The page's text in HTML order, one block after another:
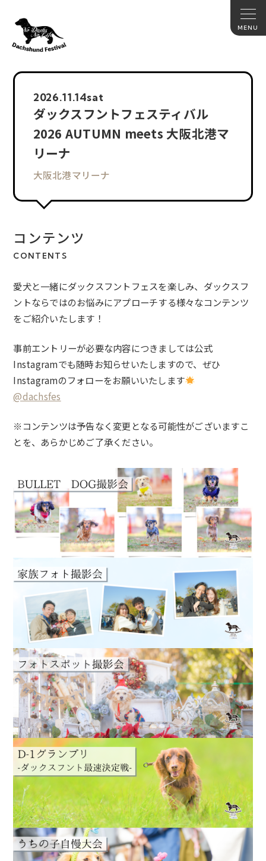
2026.11.14sat
ダックスフントフェスティバル
2026 AUTUMN meets 大阪北港マ
リーナ
大阪北港マリーナ
コンテンツ
CONTENTS
愛犬と一緒にダックスフントフェスを楽しみ、ダックスフ
ントならではのお悩みにアプローチする様々なコンテンツ
をご紹介いたします！
事前エントリーが必要な内容につきましては公式
Instagramでも随時お知らせいたしますので、ぜひ
Instagramのフォローをお願いいたします
@dachsfes
※コンテンツは予告なく変更となる可能性がございますこ
とを、あらかじめご了承ください。